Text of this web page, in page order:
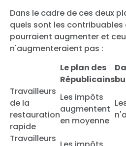
Dans le cadre de ces deux
quels sont les
pourraient augmenter et
n'augmenteraient pas :
Le plan des
Républicains
Travailleurs
de la
restauration
rapide
Les impôts
augmentent
en moyenne
Travailleurs